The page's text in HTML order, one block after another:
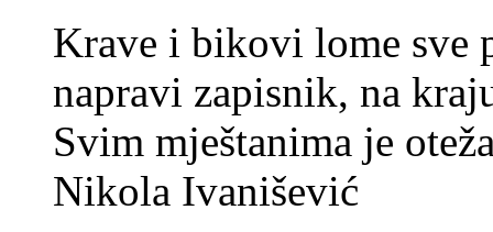
Krave i bikovi lome sve
napravi zapisnik, na
Svim mještanima je
Nikola Ivanišević